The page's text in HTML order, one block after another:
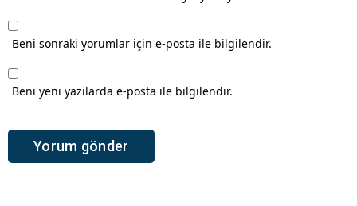
Beni sonraki yorumlar için e-posta ile bilgilendir.
Beni yeni yazılarda e-posta ile bilgilendir.